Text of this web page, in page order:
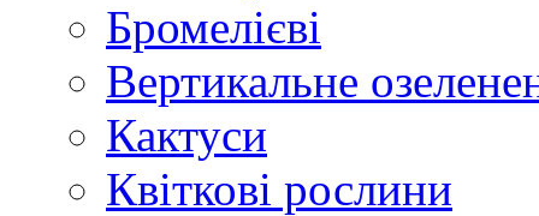
Бромелієві
Вертикальне
Кактуси
Квіткові рослини